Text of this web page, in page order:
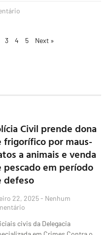
3 4 5 Next »
Civil prende dona
frigorífico por maus-
a animais e venda
pescado em período
defeso
22, 2025 Nenhum
civis da Delegacia